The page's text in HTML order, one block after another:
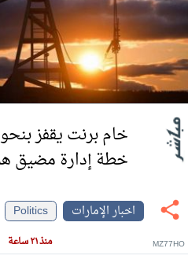
خطة إدارة مضيق
اخبار الإمارات
Politics
منذ ٢١ ساعة MZ77HO